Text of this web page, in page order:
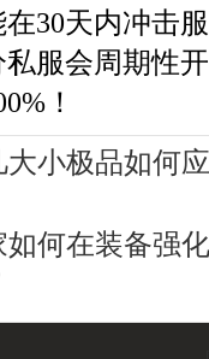
30天内冲击
服会周期性
！
小极品如何
何在装备强